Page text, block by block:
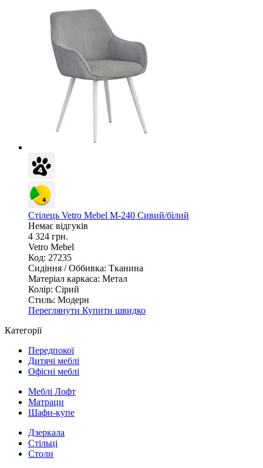
Стілець Vetro Mebel M-240 Сивий/білий
Немає відгуків
4 324 грн.
Vetro Mebel
Код: 27235
Сидіння / Оббивка: Тканина
Матеріал каркаса: Метал
Колір: Сірий
Стиль: Модерн
Переглянути Купити швидко
Категорії
Передпокої
Дитячі меблі
Офісні меблі
Меблі Лофт
Матраци
Шафи-купе
Дзеркала
Стільці
Столи